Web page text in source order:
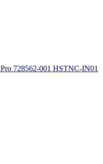
728562-001 HSTNC-IN01